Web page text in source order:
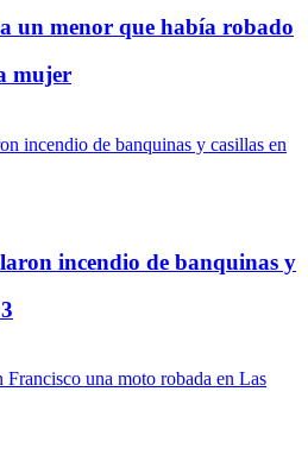
un menor que había robado
mujer
incendio de banquinas y